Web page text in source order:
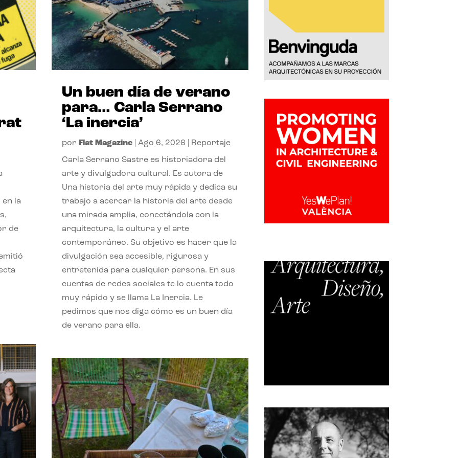
la
de
Un buen día de verano
para… Carla Serrano
‘La inercia’
por Flat Magazine| Ago 6, 2026 Reportaje
Carla Serrano Sastre es historiadora del
arte y divulgadora cultural. Es autora de
Una historia del arte muy rápida y dedica su
trabajo a acercar la historia del arte desde
una mirada amplia, conectándola con la
arquitectura, la cultura y el arte
contemporáneo. Su objetivo es hacer que la
divulgación sea accesible, rigurosa y
entretenida para cualquier persona. En sus
cuentas de redes sociales te lo cuenta todo
muy rápido y se llama La Inercia. Le
pedimos que nos diga cómo es un buen día
de verano para ella.